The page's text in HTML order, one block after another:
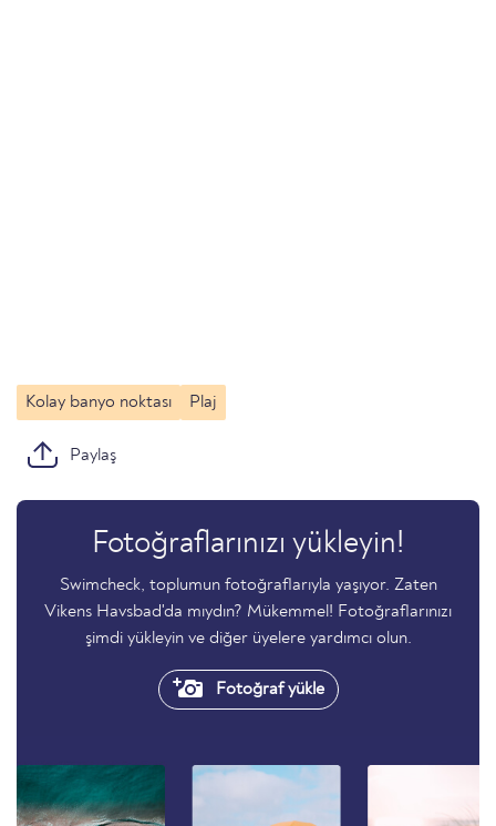
Kolay banyo noktası Plaj
Paylaş
Fotoğraflarınızı yükleyin!
Swimcheck, toplumun fotoğraflarıyla yaşıyor. Zaten
Vikens Havsbad'da mıydın? Mükemmel! Fotoğraflarınızı
şimdi yükleyin ve diğer üyelere yardımcı olun.
Fotoğraf yükle